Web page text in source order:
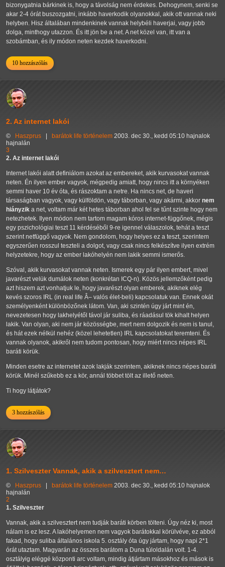
bizonygatnia bárkinek is, hogy a távolság nem érdekes. Dehogynem, senki se
akar 2-4 órát buszozgatni, inkább haverkodik olyanokkal, akik ott vannak neki
helyben. Hisz általában mindenkinek vannak helybéli haverjai, vagy jobb
dolga, minthogy utazzon. És itt jön be a net. A net közel van, itt van a
szobámban, és ily módon neten kezdek haverkodni.
10 hozzászólás
2. Az internet lakói
© Haszprus | barátok life történelem 2003. dec 30., kedd 05:10 hajnalok
hajnalán
3
2. Az internet lakói
Internet lakói alatt definiálom azokat az embereket, akik kurvasokat vannak
neten. Én ilyen ember vagyok, mégpedig amiatt, hogy nincs itt a környéken
semmi haver 10 év óta, és rászoktam a netre. Ha nincs net, de haveri
társaságban vagyok, vagy külföldön, vagy táborban, vagy akármi, akkor nem
hiányzik a net, voltam már két hetes táborban ahol fel se tűnt szinte hogy nem
netezhetek. Ilyen módon nem tartom magam kóros internet-függőnek, mégis
egy pszichológiai teszt 11 kérdéséből 9-re igennel válaszolok, tehát a teszt
szerint netfüggő vagyok. Nem gondolom, hogy helyes ez a teszt, szerintem
egyszerűen rosszul teszteli a dolgot, vagy csak nincs felkészítve ilyen extrém
helyzetekre, hogy az ember lakóhelyén nem lakik semmi ismerős.
Szóval, akik kurvasokat vannak neten. Ismerek egy pár ilyen embert, mivel
javarészt velük dumálok neten (konkrétan ICQ-n). Közös jellemzőként pedig
azt hiszem azt vonhatjuk le, hogy javarészt olyan emberek, akiknek elég
kevés szoros IRL (in real life Â– valós élet-beli) kapcsolatuk van. Ennek okát
személyenként különbözőnek látom. Van, aki szintén úgy járt mint én,
nevezetesen hogy lakhelyétől távol jár suliba, és ráadásul tök kihalt helyen
lakik. Van olyan, aki nem jár közösségbe, mert nem dolgozik és nem is tanul,
és hát ezek nélkül nehéz (közel lehetetlen) IRL kapcsolatokat teremteni. És
vannak olyanok, akikről nem tudom pontosan, hogy miért nincs népes IRL
baráti körük.
Minden esetre az internetet azok lakják szerintem, akiknek nincs népes baráti
körük. Minél szűkebb ez a kör, annál többet tölt az illető neten.
Ti hogy látjátok?
3 hozzászólás
1. Szilveszter Vannak, akik a szilvesztert nem…
© Haszprus | barátok life történelem 2003. dec 30., kedd 05:10 hajnalok
hajnalán
2
1. Szilveszter
Vannak, akik a szilvesztert nem tudják baráti körben tölteni. Úgy néz ki, most
nálam is ez lesz. A lakóhelyemen nem vagyok barátokkal körülvéve, ez abból
fakad, hogy suliba általános iskola 5. osztály óta úgy jártam, hogy napi 2*1
órát utaztam. Magyarán az összes barátom a Duna túloldalán volt. 1-4.
osztályig eléggé központi arc voltam, mindig átjártam másokhoz és mások is